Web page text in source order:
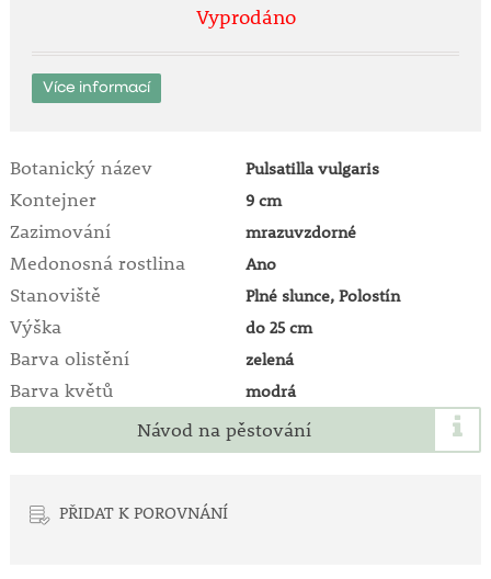
Vyprodáno
Více informací
Botanický název Pulsatilla vulgaris
Kontejner 9 cm
Zazimování mrazuvzdorné
Medonosná rostlina Ano
Stanoviště Plné slunce, Polostín
Výška do 25 cm
Barva olistění zelená
Barva květů modrá
Návod na pěstování
PŘIDAT K POROVNÁNÍ